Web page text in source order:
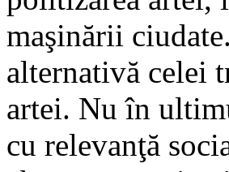
maşinării
alternativă celei
artei. Nu în
cu relevanţă